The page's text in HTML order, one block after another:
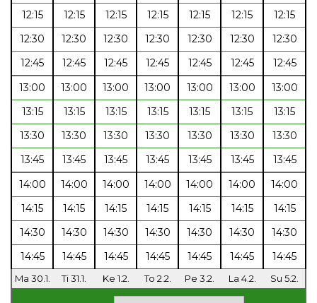
12:15
12:15 12:15 12:15 12:15 12:15
12:15
12:30
12:30 12:30 12:30 12:30 12:30
12:30
12:45
12:45 12:45 12:45 12:45 12:45
12:45
13:00
13:00 13:00 13:00 13:00 13:00
13:00
13:15
13:15 13:15 13:15 13:15 13:15
13:15
13:30
13:30 13:30 13:30 13:30 13:30
13:30
13:45
13:45 13:45 13:45 13:45 13:45
13:45
14:00
14:00 14:00 14:00 14:00 14:00
14:00
14:15
14:15 14:15 14:15 14:15 14:15
14:15
14:30
14:30 14:30 14:30 14:30 14:30
14:30
14:45
14:45 14:45 14:45 14:45 14:45 14:45
Ma 30.1. Ti 31.1. Ke 1.2. To 2.2. Pe 3.2. La 4.2. Su 5.2.